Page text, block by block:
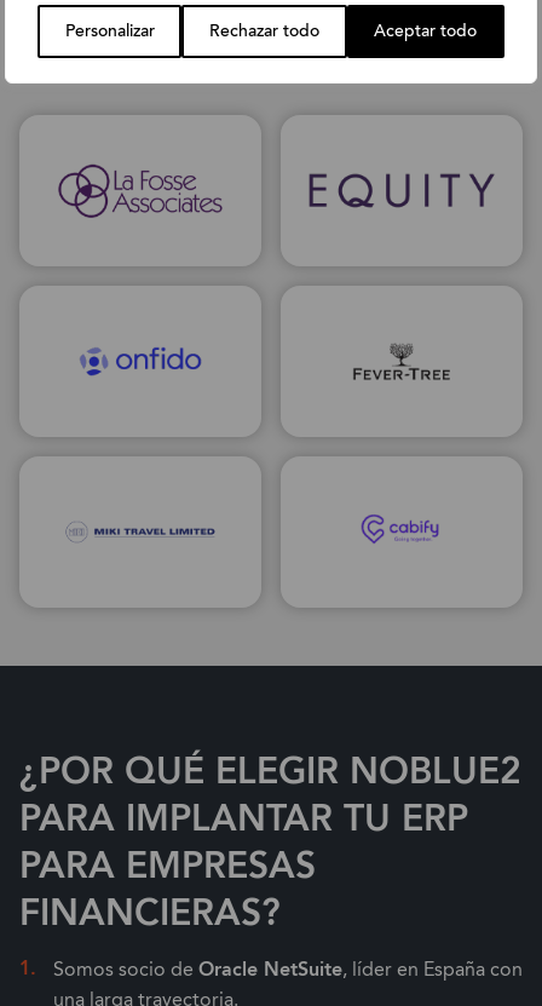
Personalizar Rechazar todo Aceptar todo
Empecemos
¿POR QUÉ ELEGIR NOBLUE2
PARA IMPLANTAR TU ERP
PARA EMPRESAS
FINANCIERAS?
Somos socio de Oracle NetSuite, líder en España con
una larga trayectoria.